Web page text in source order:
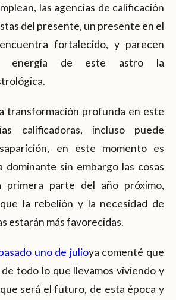
las agencias de calificación
del presente, un presente en el
fortalecido, y parecen
energía de este astro la
transformación profunda en este
calificadoras, incluso puede
en este momento es
dominante sin embargo las cosas
primera parte del año próximo,
la rebelión y la necesidad de
estarán más favorecidas.
uno de julioya comenté que
todo lo que llevamos viviendo y
será el futuro, de esta época y